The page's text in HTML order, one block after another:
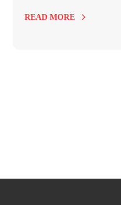
READ MORE